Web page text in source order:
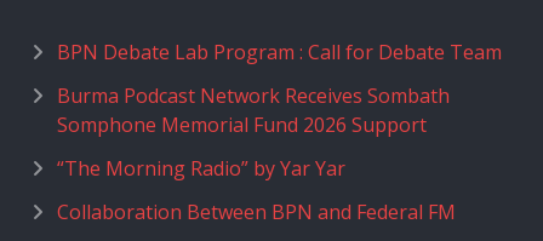
BPN Debate Lab Program : Call for Debate Team
Burma Podcast Network Receives Sombath
Somphone Memorial Fund 2026 Support
“The Morning Radio” by Yar Yar
Collaboration Between BPN and Federal FM